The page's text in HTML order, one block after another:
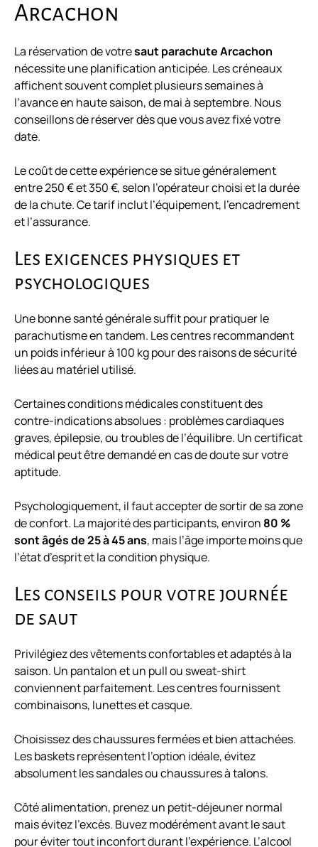
Arcachon
La réservation de votresaut parachute Arcachon
nécessite une planification anticipée. Les créneaux
affichent souvent complet plusieurs semaines à
l’avance en haute saison, de mai à septembre. Nous
conseillons de réserver dès que vous avez fixé votre
date.
Le coût de cette expérience se situe généralement
entre 250 € et 350 €, selon l’opérateur choisi et la durée
de la chute. Ce tarif inclut l’équipement, l’encadrement
et l’assurance.
Les exigences physiques et
psychologiques
Une bonne santé générale suffit pour pratiquer le
parachutisme en tandem. Les centres recommandent
un poids inférieur à 100 kg pour des raisons de sécurité
liées au matériel utilisé.
Certaines conditions médicales constituent des
contre-indications absolues : problèmes cardiaques
graves, épilepsie, ou troubles de l’équilibre. Un certificat
médical peut être demandé en cas de doute sur votre
aptitude.
Psychologiquement, il faut accepter de sortir de sa zone
de confort. La majorité des participants, environ 80 %
sont âgés de 25 à 45 ans, mais l’âge importe moins que
l’état d’esprit et la condition physique.
Les conseils pour votre journée
de saut
Privilégiez des vêtements confortables et adaptés à la
saison. Un pantalon et un pull ou sweat-shirt
conviennent parfaitement. Les centres fournissent
combinaisons, lunettes et casque.
Choisissez des chaussures fermées et bien attachées.
Les baskets représentent l’option idéale, évitez
absolument les sandales ou chaussures à talons.
Côté alimentation, prenez un petit-déjeuner normal
mais évitez l’excès. Buvez modérément avant le saut
pour éviter tout inconfort durant l’expérience. L’alcool